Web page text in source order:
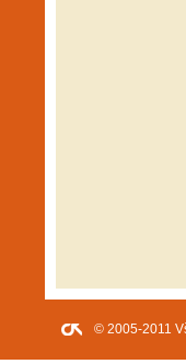
© 2005-2011